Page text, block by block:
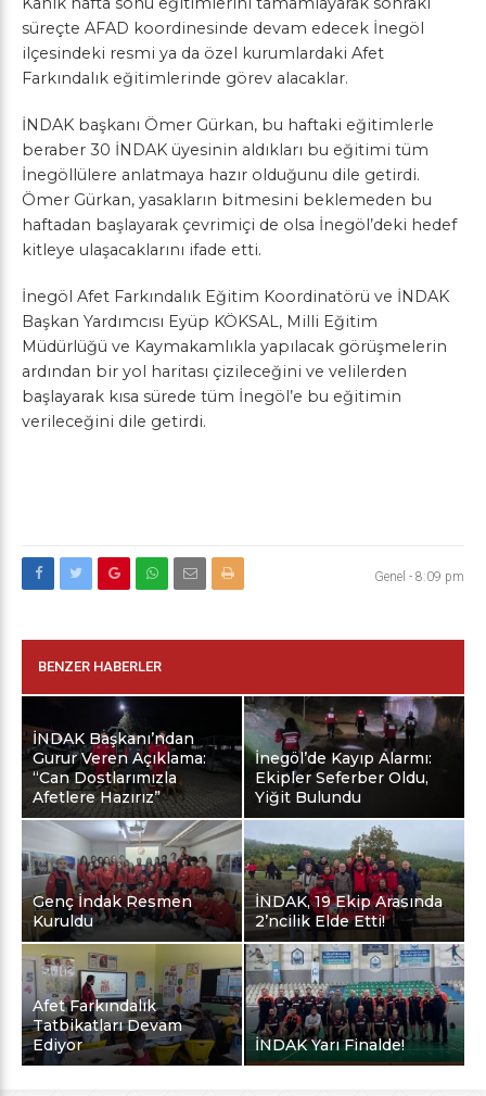
süreçte AFAD koordinesinde devam edecek İnegöl
ilçesindeki resmi ya da özel kurumlardaki Afet
Farkındalık eğitimlerinde görev alacaklar.
İNDAK başkanı Ömer Gürkan, bu haftaki eğitimlerle
beraber 30 İNDAK üyesinin aldıkları bu eğitimi tüm
İnegöllülere anlatmaya hazır olduğunu dile getirdi.
Ömer Gürkan, yasakların bitmesini beklemeden bu
haftadan başlayarak çevrimiçi de olsa İnegöl’deki hedef
kitleye ulaşacaklarını ifade etti.
İnegöl Afet Farkındalık Eğitim Koordinatörü ve İNDAK
Başkan Yardımcısı Eyüp KÖKSAL, Milli Eğitim
Müdürlüğü ve Kaymakamlıkla yapılacak görüşmelerin
ardından bir yol haritası çizileceğini ve velilerden
başlayarak kısa sürede tüm İnegöl’e bu eğitimin
verileceğini dile getirdi.
Genel - 8:09 pm
BENZER HABERLER
İNDAK Başkanı’ndan
Gurur Veren Açıklama:
“Can Dostlarımızla
Afetlere Hazırız”
İnegöl’de Kayıp Alarmı:
Ekipler Seferber Oldu,
Yiğit Bulundu
Genç İndak Resmen
Kuruldu
İNDAK, 19 Ekip Arasında
2’ncilik Elde Etti!
Afet Farkındalık
Tatbikatları Devam
Ediyor
İNDAK Yarı Finalde!